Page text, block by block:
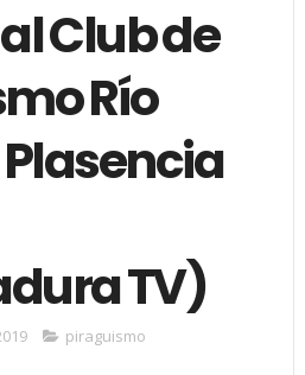
Club de
Río
TV)
piraguismo